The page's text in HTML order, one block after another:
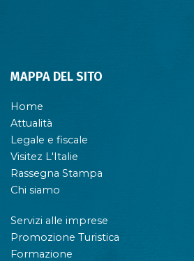
MAPPA DEL SITO
Home
Attualità
Legale e fiscale
Visitez L'Italie
Rassegna Stampa
Chi siamo
Servizi alle imprese
Promozione Turistica
Formazione